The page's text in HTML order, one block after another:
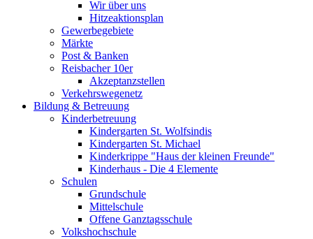
Wir über uns
Hitzeaktionsplan
Gewerbegebiete
Märkte
Post & Banken
Reisbacher 10er
Akzeptanzstellen
Verkehrswegenetz
Bildung & Betreuung
Kinderbetreuung
Kindergarten St. Wolfsindis
Kindergarten St. Michael
Kinderkrippe "Haus der kleinen Freunde"
Kinderhaus - Die 4 Elemente
Schulen
Grundschule
Mittelschule
Offene Ganztagsschule
Volkshochschule